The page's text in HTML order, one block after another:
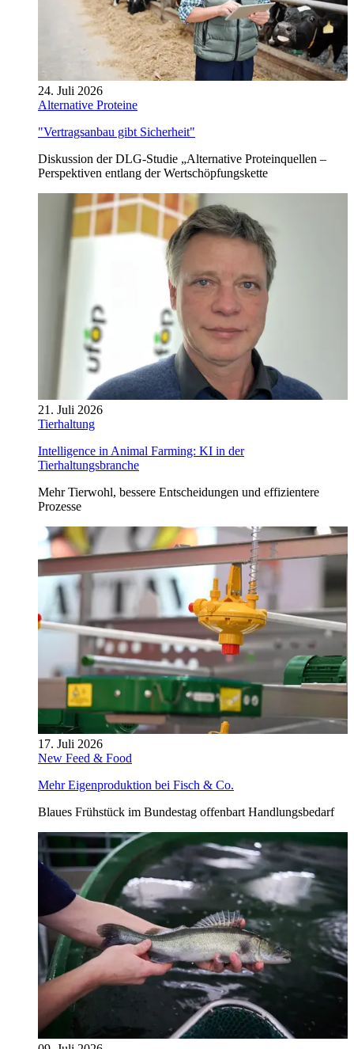
24. Juli 2026
Alternative Proteine
"Vertragsanbau gibt Sicherheit"
Diskussion der DLG-Studie „Alternative Proteinquellen –
Perspektiven entlang der Wertschöpfungskette
21. Juli 2026
Tierhaltung
Intelligence in Animal Farming: KI in der
Tierhaltungsbranche
Mehr Tierwohl, bessere Entscheidungen und effizientere
Prozesse
17. Juli 2026
New Feed & Food
Mehr Eigenproduktion bei Fisch & Co.
Blaues Frühstück im Bundestag offenbart Handlungsbedarf